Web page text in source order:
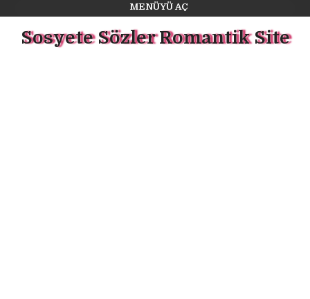
MENÜYÜ AÇ
Sosyete Sözler Romantik Site